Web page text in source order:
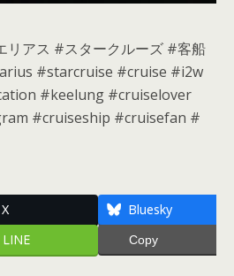
リアス #スタークルーズ #客船
#starcruise #cruise #i2w
#keelung #cruiselover
#cruiseship #cruisefan #
X
Bluesky
LINE Copy